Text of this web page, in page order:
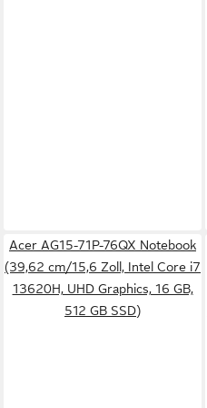
Acer AG15-71P-76QX Notebook
(39,62 cm/15,6 Zoll, Intel Core i7
13620H, UHD Graphics, 16 GB,
512 GB SSD)